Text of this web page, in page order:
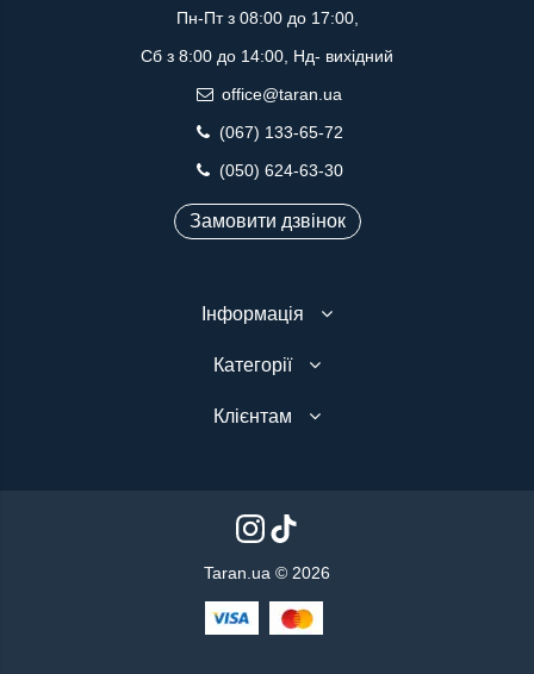
Пн-Пт з 08:00 до 17:00,
Сб з 8:00 до 14:00, Нд- вихідний
office@taran.ua
(067) 133-65-72
(050) 624-63-30
Замовити дзвінок
Інформація
Категорії
Клієнтам
Taran.ua © 2026